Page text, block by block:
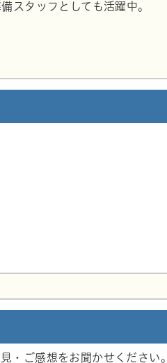
スタッフとしても活躍中。
・ご感想をお聞かせください。